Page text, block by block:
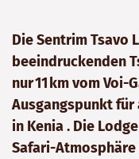
Die Sentrim Tsavo
beeindruckenden
nur 11 km vom
Ausgangspunkt
in Kenia . Die
Safari-